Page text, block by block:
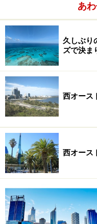
あ
久しぶり
ズで決ま
西オース
西オース